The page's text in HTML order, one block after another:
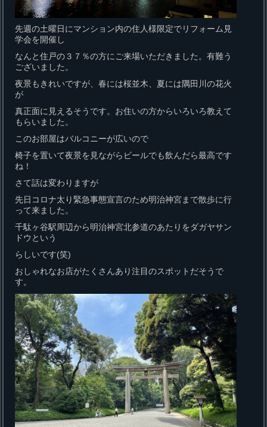
先週の土曜日にマンション内の住人様限定でリフォーム見
学会を開催し
なんと住戸の３７％の方にご来場いただきました。有難う
ございました。
夜景もきれいですが、春には桜並木、夏には隅田川の花火
が
真正面に見えるそうです。お住いの方からいろいろ教えて
もらいました。
このお部屋はバルコニーが広いので
椅子を置いて夜景を見ながらビールでも飲んだら最高です
ね！
さて話は変わりますが
先日コロナ太り緊急事態宣言のため明治神宮まで散歩に行
って来ました。
千駄ヶ谷駅周辺から明治神宮北参道のあたりをダガヤサン
ドウという
らしいです(笑)
おしゃれなお店がたくさんあり注目のスポットだそうで
す。